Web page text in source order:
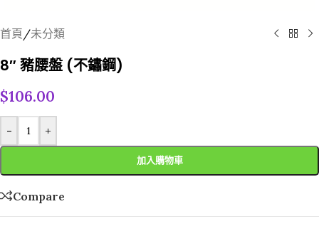
首頁/未分類
8″ 豬腰盤 (不鏽鋼)
$106.00
- +
加入購物車
Compare